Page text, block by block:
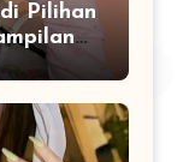
Pilihan